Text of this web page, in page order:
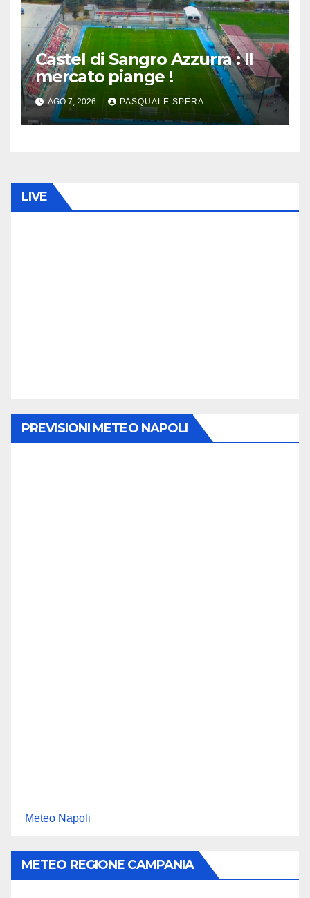
Castel di Sangro Azzurra : Il
mercato piange !
AGO 7, 2026 PASQUALE SPERA
LIVE
PREVISIONI METEO NAPOLI
Meteo Napoli
METEO REGIONE CAMPANIA